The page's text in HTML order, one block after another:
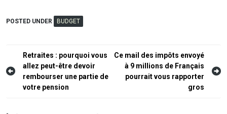
POSTED UNDER BUDGET
Navigation
de
l’article
Retraites : pourquoi vous
allez peut-être devoir
rembourser une partie de
votre pension
Ce mail des impôts envoyé
à 9 millions de Français
pourrait vous rapporter
gros